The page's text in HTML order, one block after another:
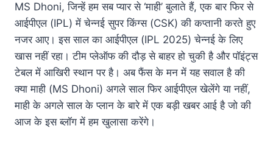
MS Dhoni, जिन्हें हम सब प्यार से ‘माही’ बुलाते हैं, एक बार फिर से
आईपीएल (IPL) में चेन्नई सुपर किंग्स (CSK) की कप्तानी करते हुए
नजर आए। इस साल का आईपीएल (IPL 2025) चेन्नई के लिए
खास नहीं रहा। टीम प्लेऑफ की दौड़ से बाहर हो चुकी है और पॉइंट्स
टेबल में आखिरी स्थान पर है। अब फैंस के मन में यह सवाल है की
क्या माही (MS Dhoni) अगले साल फिर आईपीएल खेलेंगे या नहीं,
माही के अगले साल के प्लान के बारे में एक बड़ी खबर आई है जो की
आज के इस ब्लॉग में हम खुलासा करेंगे।